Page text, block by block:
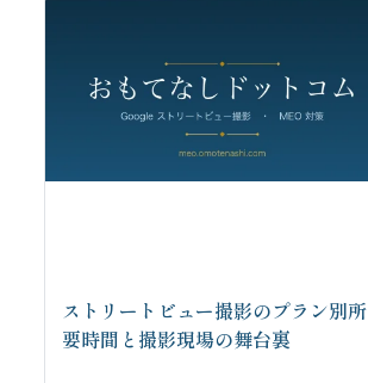
ストリートビュー撮影のプラン別所
要時間と撮影現場の舞台裏